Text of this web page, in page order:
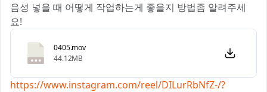
음성 넣을 때 어떻게 작업하는게 좋을지 방법좀 알려주세
요!
0405.mov
44.12MB
https://www.instagram.com/reel/DILurRbNfZ-/?